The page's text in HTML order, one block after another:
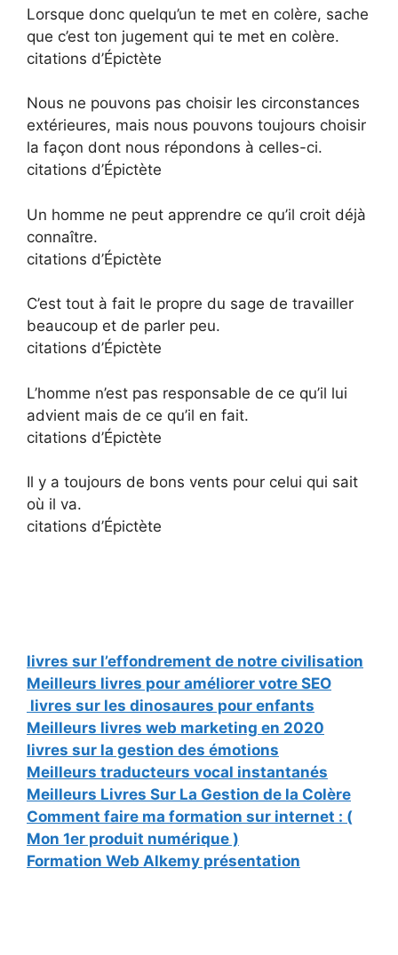
Lorsque donc quelqu’un te met en colère, sache
que c’est ton jugement qui te met en colère.
citations d’Épictète
Nous ne pouvons pas choisir les circonstances
extérieures, mais nous pouvons toujours choisir
la façon dont nous répondons à celles-ci.
citations d’Épictète
Un homme ne peut apprendre ce qu’il croit déjà
connaître.
citations d’Épictète
C’est tout à fait le propre du sage de travailler
beaucoup et de parler peu.
citations d’Épictète
L’homme n’est pas responsable de ce qu’il lui
advient mais de ce qu’il en fait.
citations d’Épictète
Il y a toujours de bons vents pour celui qui sait
où il va.
citations d’Épictète
livres sur l’effondrement de notre civilisation
Meilleurs livres pour améliorer votre SEO
livres sur les dinosaures pour enfants
Meilleurs livres web marketing en 2020
livres sur la gestion des émotions
Meilleurs traducteurs vocal instantanés
Meilleurs Livres Sur La Gestion de la Colère
Comment faire ma formation sur internet : (
Mon 1er produit numérique )
Formation Web Alkemy présentation